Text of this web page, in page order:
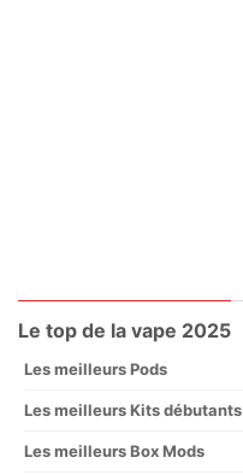
Le top de la vape 2025
Les meilleurs Pods
Les meilleurs Kits débutants
Les meilleurs Box Mods